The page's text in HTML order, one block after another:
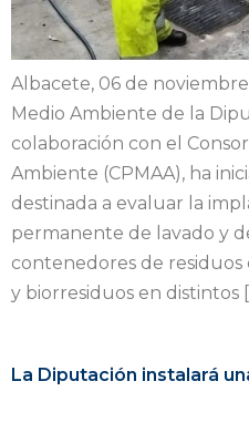
Albacete, 06 de
Medio Ambiente de la
colaboración con el
Ambiente (CPMAA), ha
destinada a evaluar la
permanente de lavado y
contenedores de residuos
y biorresiduos en distintos
La Diputación instalará